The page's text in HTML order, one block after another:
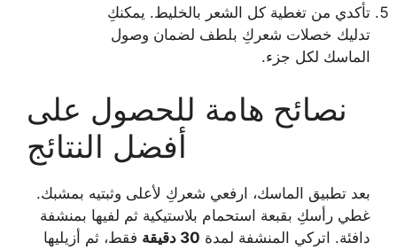
تأكدي من تغطية كل الشعر بالخليط. يمكنكِ
تدليك خصلات شعركِ بلطف لضمان وصول
الماسك لكل جزء.
نصائح هامة للحصول على
أفضل النتائج
بعد تطبيق الماسك، ارفعي شعركِ لأعلى وثبتيه بمشبك.
غطي رأسكِ بقبعة استحمام بلاستيكية ثم لفيها بمنشفة
دافئة. اتركي المنشفة لمدة 30 دقيقة
فقط، ثم أزيليها